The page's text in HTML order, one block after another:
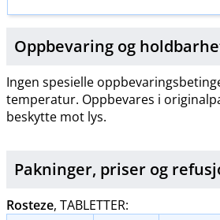
Oppbevaring og
Ingen spesielle
temperatur. Oppbevares i
beskytte mot lys.
Pakninger, priser og
Rosteze, TABLETTER: